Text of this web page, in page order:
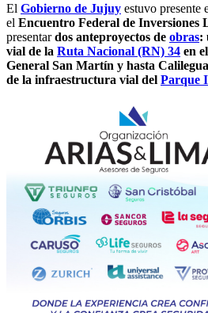
El Gobierno de Jujuy estuvo presente
el Encuentro Federal de Inversiones
presentardos anteproyectos de obras:
vial de la Ruta Nacional (RN) 34 en
General San Martín y hasta
de la infraestructura vial del Parque